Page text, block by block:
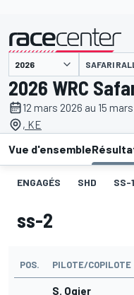
présenté par SAFARI
2026 WRC
12 mars 2026 au 15
, KE
Vue d'ensemble
ENGAGÉS SHD SS-1
ss-2
POS. PILOTE/COPILOTE
S. Ogier